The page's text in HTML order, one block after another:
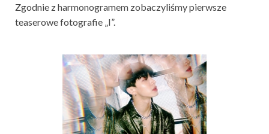
Zgodnie z harmonogramem zobaczyliśmy pierwsze
teaserowe fotografie „I”.